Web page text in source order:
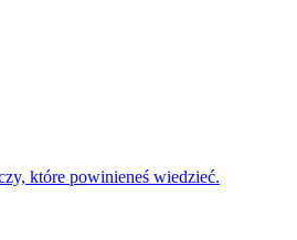
które powinieneś wiedzieć.